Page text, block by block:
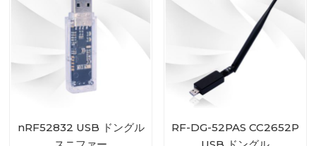
nRF52832 USB ドングル
RF-DG-52PAS CC2652P